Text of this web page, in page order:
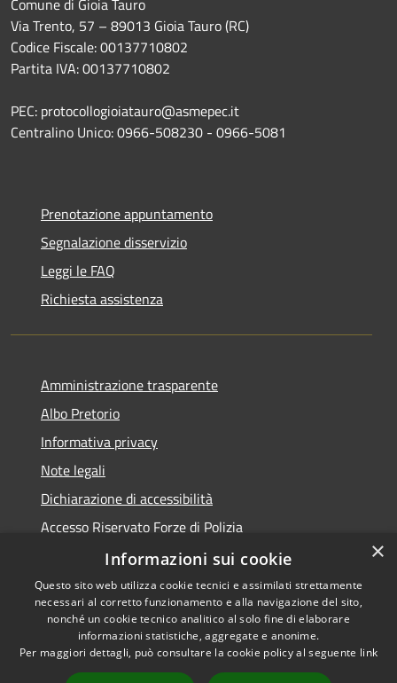
Via Trento, 57 – 89013 Gioia Tauro (RC)
Codice Fiscale: 00137710802
Partita IVA: 00137710802
PEC: protocollogioiatauro@asmepec.it
Centralino Unico: 0966-508230 - 0966-5081
Prenotazione appuntamento
Segnalazione disservizio
Leggi le FAQ
Richiesta assistenza
Amministrazione trasparente
Albo Pretorio
Informativa privacy
Note legali
Dichiarazione di accessibilità
Accesso Riservato Forze di Polizia
Archivio vecchio sito
RSS
Accessibilità
Copyright © 2026 • Comune di
Gioia Tauro • Powered by
×
Informazioni sui cookie
Questo sito web utilizza cookie tecnici e assimilati strettamente
necessari al corretto funzionamento e alla navigazione del sito,
nonché un cookie tecnico analitico al solo fine di elaborare
informazioni statistiche, aggregate e anonime.
Per maggiori dettagli, può consultare la cookie policy al seguente link